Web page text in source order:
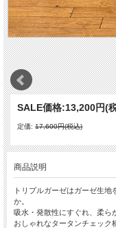
SALE価格:13,200円(
定価: 17,600円(税込)
商品説明
トリプルガーゼはガーゼ生
か。
吸水・発散性にすぐれ、柔ら
おしゃれなタータンチェック